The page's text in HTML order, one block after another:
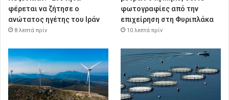
φέρεται να ζήτησε ο
ανώτατος ηγέτης του Ιράν
8 λεπτά πρίν
φωτογραφίες από την
επιχείρηση στη Φυριπλάκα
10 λεπτά πρίν